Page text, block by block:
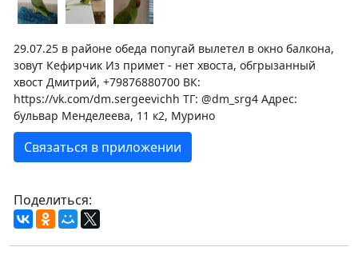
29.07.25 в районе обеда попугай вылетел в окно балкона,
зовут Кефирчик Из примет - нет хвоста, обгрызанный
хвост Дмитрий, +79876880700 ВК:
https://vk.com/dm.sergeevichh ТГ: @dm_srg4 Адрес:
бульвар Менделеева, 11 к2, Мурино
Связаться в приложении
Поделиться: